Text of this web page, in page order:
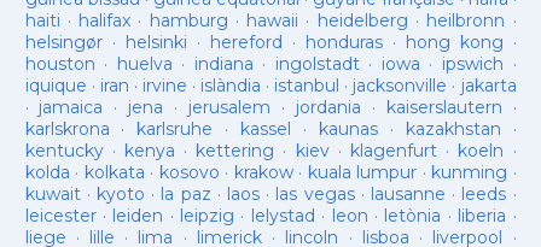
haiti · halifax · hamburg · hawaii · heidelberg · heilbronn ·
helsingør· helsinki · hereford · honduras· hong kong ·
houston · huelva · indiana · ingolstadt· iowa · ipswich ·
iquique · iran · irvine · islàndia · istanbul · jacksonville · jakarta
· jamaica · jena · jerusalem · jordania · kaiserslautern ·
karlskrona · karlsruhe · kassel · kaunas· kazakhstan ·
kentucky· kenya · kettering · kiev· klagenfurt · koeln ·
kolda · kolkata · kosovo · krakow· kuala lumpur · kunming ·
kuwait· kyoto · la paz · laos· las vegas· lausanne · leeds ·
leicester· leiden · leipzig · lelystad · leon · letònia · liberia ·
liege · lille · lima · limerick· lincoln · lisboa · liverpool ·